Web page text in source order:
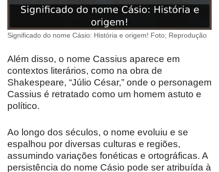
Significado do nome Cásio: História e origem! Foto; Reprodução
Além disso, o nome Cassius aparece em
contextos literários, como na obra de
Shakespeare, “Júlio César,” onde o personagem
Cassius é retratado como um homem astuto e
político.
Ao longo dos séculos, o nome evoluiu e se
espalhou por diversas culturas e regiões,
assumindo variações fonéticas e ortográficas. A
persistência do nome Cásio pode ser atribuída à